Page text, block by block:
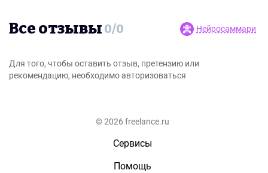
Все отзывы 0/0 Нейросаммари
Для того, чтобы оставить отзыв, претензию или
рекомендацию, необходимо авторизоваться
© 2026 freelance.ru
Сервисы
Помощь